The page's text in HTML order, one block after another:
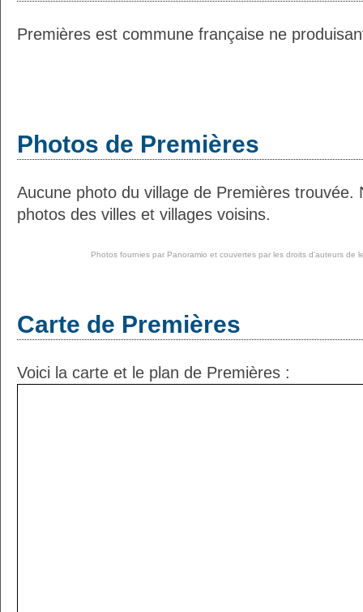
Premières est commune française ne
Photos de Premières
Aucune photo du village de Premières trouvée.
photos des villes et villages voisins.
Photos fournies par Panoramio et couvertes par les droits d'auteurs de
Carte de Premières
Voici la carte et le plan de Premières :